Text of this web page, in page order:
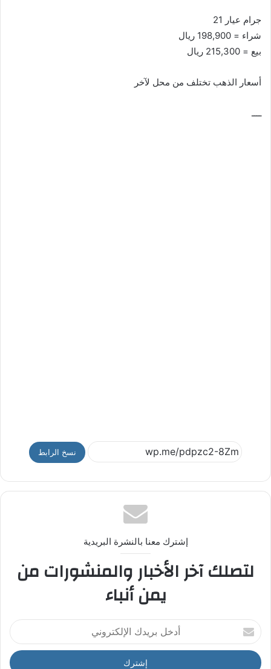
جرام عيار 21
شراء = 198,900 ريال
بيع = 215,300 ريال
أسعار الذهب تختلف من محل لآخر
ــــ
نسخ الرابط
إشترك معنا بالنشرة البريدية
لتصلك آخر الأخبار والمنشورات من
يمن أنباء
أ
د
خ
ل